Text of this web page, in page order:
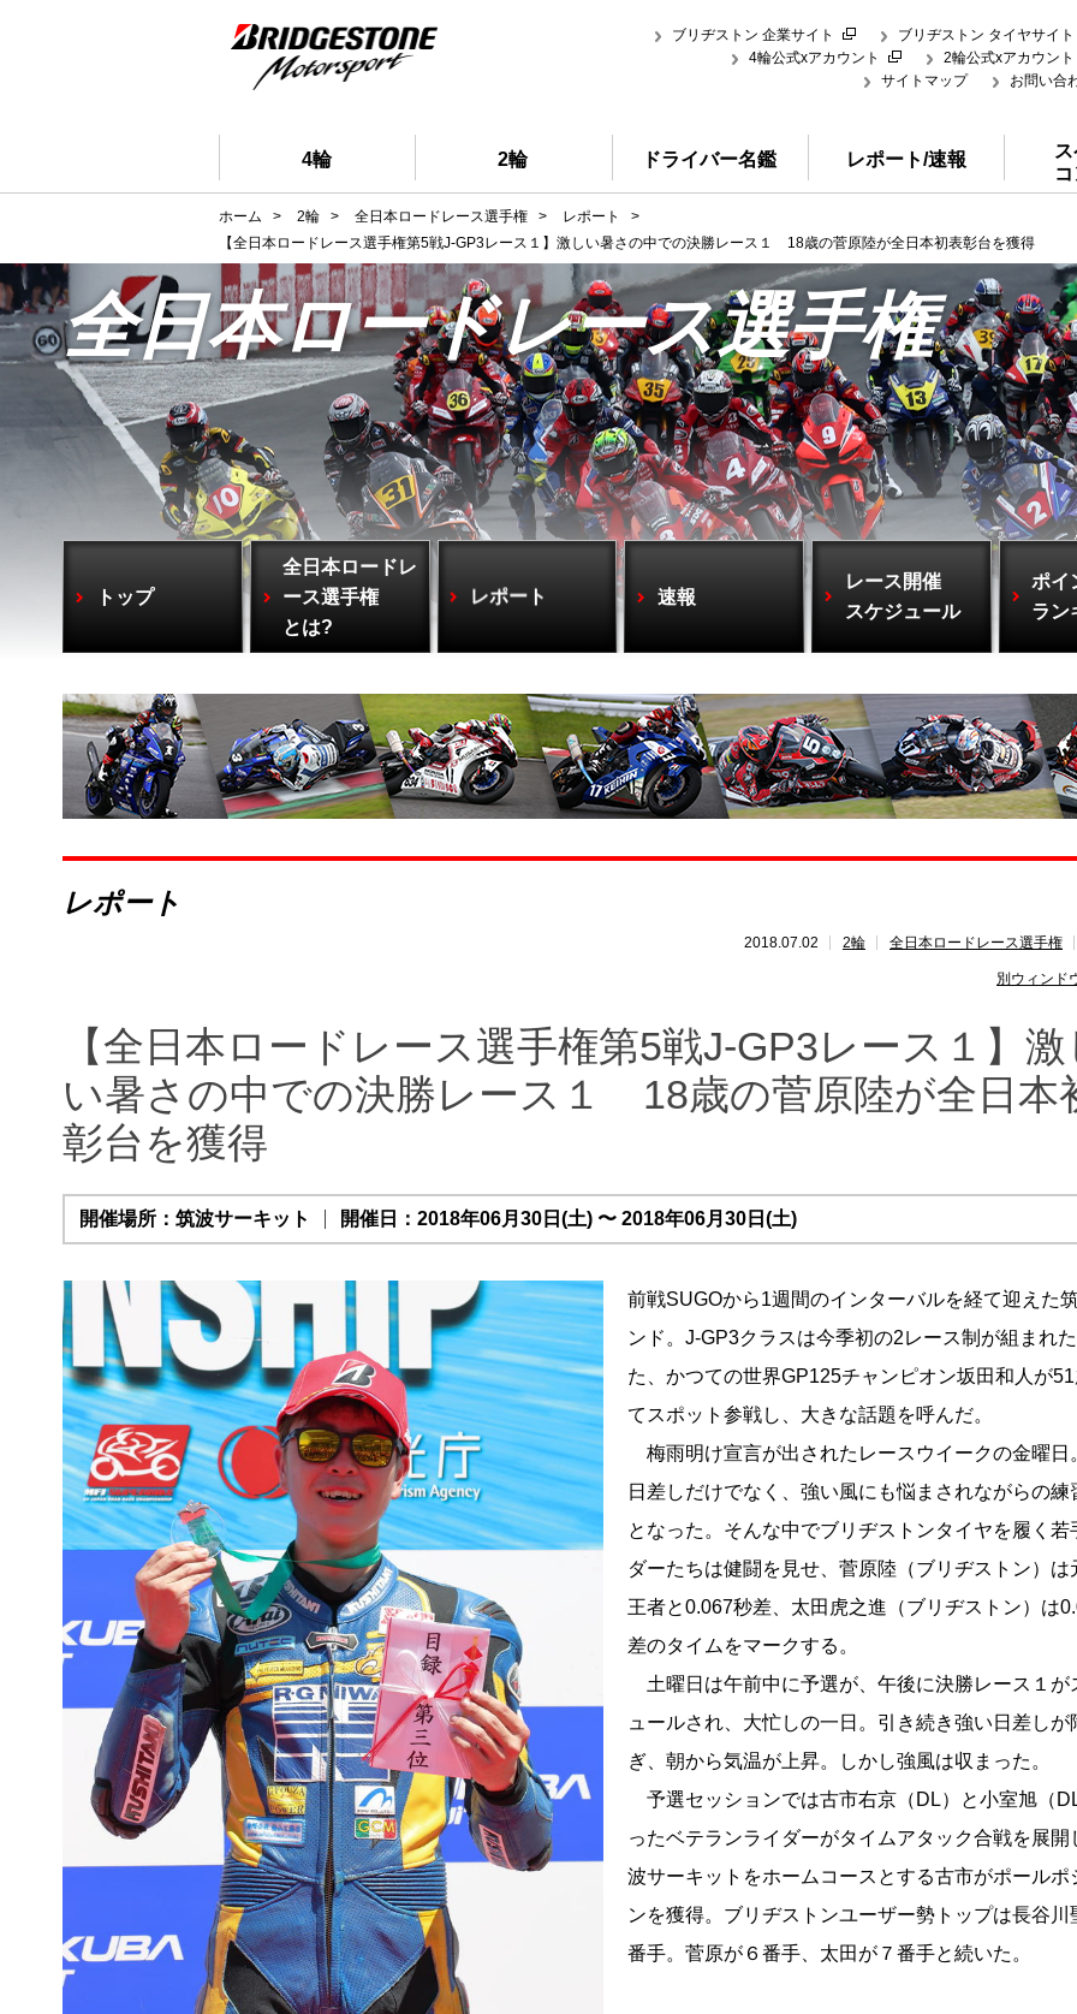
ブリヂストン 企業サイト
ブリヂストン タイヤサイト
4輪公式xアカウント
2輪公式xアカウント
サイトマップ
お問い合
4輪 2輪 ドライバー名鑑 レポート/速報
ホーム > 2輪 > 全日本ロードレース選手権 > レポート
>
【全日本ロードレース選手権第5戦J-GP3レース１】激しい暑さの中での決勝レース１ 18歳の菅原陸が全日本初表彰台を獲得
全日本ロードレース選手権
トップ
全日本ロードレ
ース選手権
とは?
レポート 速報
レース開催
スケジュール
ポイ
ラン
レポート
2018.07.02 2輪 全日本ロードレース選手権
別ウィンド
【全日本ロードレース選手権第5戦J-GP3レース１】激
い暑さの中での決勝レース１ 18歳の菅原陸が全日本
彰台を獲得
開催場所：筑波サーキット 開催日：2018年06月30日(土) 〜 2018年06月30日(土)
前戦SUGOから1週間のインターバルを経て迎えた
ンド。J-GP3クラスは今季初の2レース制が組まれ
た、かつての世界GP125チャンピオン坂田和人が
てスポット参戦し、大きな話題を呼んだ。
梅雨明け宣言が出されたレースウイークの金曜日
日差しだけでなく、強い風にも悩まされながらの練
となった。そんな中でブリヂストンタイヤを履く若
ダーたちは健闘を見せ、菅原陸（ブリヂストン）は
王者と0.067秒差、太田虎之進（ブリヂストン）は
差のタイムをマークする。
土曜日は午前中に予選が、午後に決勝レース１が
ュールされ、大忙しの一日。引き続き強い日差しが
ぎ、朝から気温が上昇。しかし強風は収まった。
予選セッションでは古市右京（DL）と小室旭（
ったベテランライダーがタイムアタック合戦を展開
波サーキットをホームコースとする古市がポールポ
ンを獲得。ブリヂストンユーザー勢トップは長谷川
番手。菅原が６番手、太田が７番手と続いた。